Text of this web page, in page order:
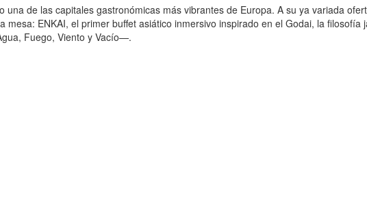
una de las capitales gastronómicas más vibrantes de Europa. A su ya variada
mesa: ENKAI, el primer buffet asiático inmersivo inspirado en el Godai, la filosofía
Fuego, Viento y Vacío—.